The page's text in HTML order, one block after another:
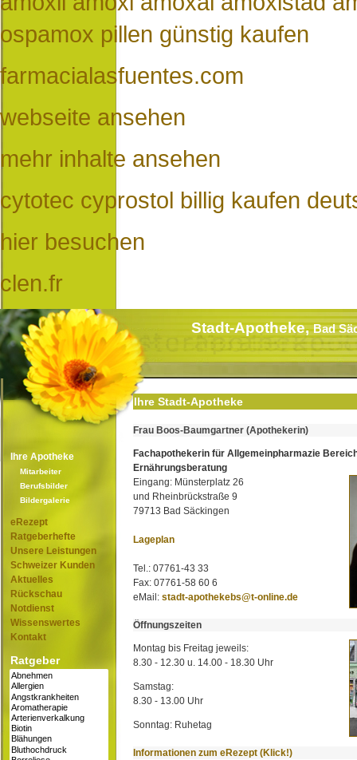
ospamox pillen günstig kaufen
farmacialasfuentes.com
webseite ansehen
mehr inhalte ansehen
cytotec cyprostol billig kaufen
hier besuchen
clen.fr
Stadt-Apotheke,Bad
Ihre Apotheke
Mitarbeiter
Berufsbilder
Bildergalerie
eRezept
Ratgeberhefte
Unsere Leistungen
Schweizer Kunden
Aktuelles
Rückschau
Notdienst
Wissenswertes
Kontakt
Ratgeber
Ihre Stadt-Apotheke
Frau Boos-Baumgartner (Apothekerin)
Fachapothekerin für Allgemeinpharmazie
Ernährungsberatung
Eingang: Münsterplatz 26
und Rheinbrückstraße 9
79713 Bad Säckingen
Lageplan
Tel.: 07761-43 33
Fax: 07761-58 60 6
eMail: stadt-apothekebs@t-online.de
Öffnungszeiten
Montag bis Freitag jeweils:
8.30 - 12.30 u. 14.00 - 18.30 Uhr
Samstag:
8.30 - 13.00 Uhr
Sonntag: Ruhetag
Informationen zum eRezept (Klick!)